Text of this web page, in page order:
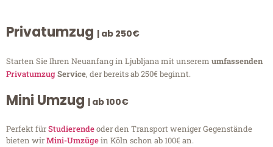
Privatumzug | ab 250€
Starten Sie Ihren Neuanfang in Ljubljana mit unserem umfassenden
PrivatumzugService, der bereits ab 250€ beginnt.
Mini Umzug | ab 100€
Perfekt fürStudierendeoder den Transport weniger Gegenstände
bieten wirMini-Umzügein Köln schon ab 100€ an.